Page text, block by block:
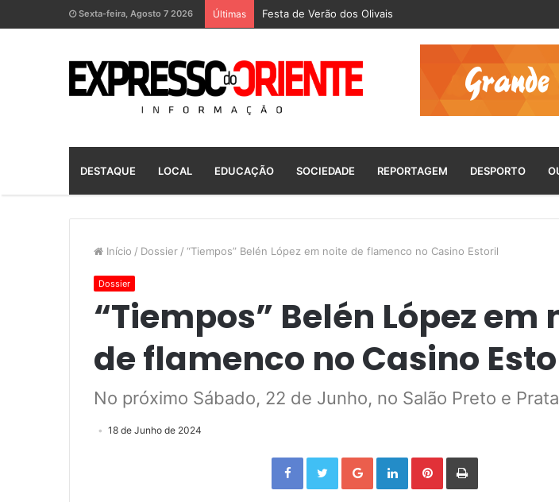
Sexta-feira, Agosto 7 2026 Últimas Festa de Verão dos Olivais
DESTAQUE LOCAL EDUCAÇÃO SOCIEDADE REPORTAGEM DESPORTO
Início / Dossier / “Tiempos” Belén López em noite de flamenco no Casino Estoril
Dossier
“Tiempos” Belén López em
de flamenco no Casino
No próximo Sábado, 22 de Junho, no Salão Preto e Prata
18 de Junho de 2024
Facebook Twitter Google+ LinkedIn Pinterest